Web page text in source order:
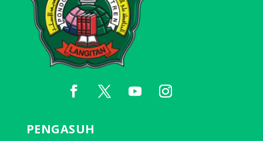
PENGASUH